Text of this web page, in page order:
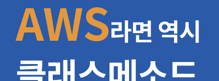
AWS라면 역시